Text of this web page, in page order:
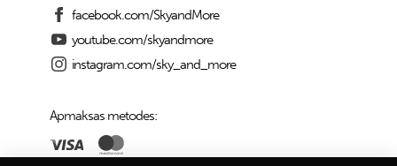
facebook.com/SkyandMore
youtube.com/skyandmore
instagram.com/sky_and_more
Apmaksas metodes: